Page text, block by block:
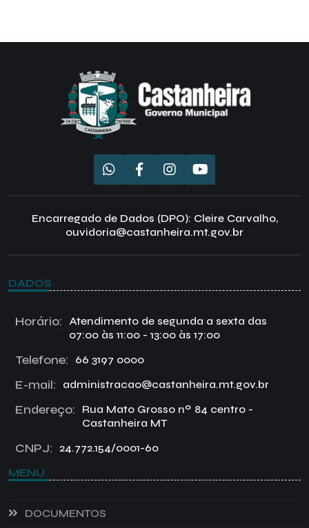
Encarregado de Dados (DPO): Cleire Carvalho,
ouvidoria@castanheira.mt.gov.br
DADOS
Horário:
Atendimento de segunda a sexta das
07:00 às 11:00 - 13:00 às 17:00
Telefone: 66 3197 0000
E-mail: administracao@castanheira.mt.gov.br
Endereço:
Rua Mato Grosso nº 84 centro -
Castanheira MT
CNPJ: 24.772.154/0001-60
MENU
DOCUMENTOS